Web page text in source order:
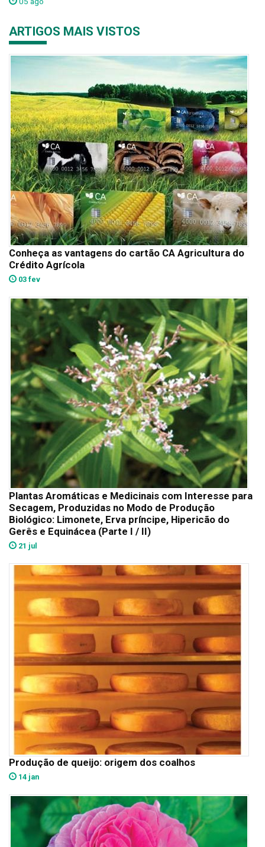
ARTIGOS MAIS VISTOS
Conheça as vantagens do cartão CA Agricultura do
Crédito Agrícola
03 fev
Plantas Aromáticas e Medicinais com Interesse para
Secagem, Produzidas no Modo de Produção
Biológico: Limonete, Erva príncipe, Hipericão do
Gerês e Equinácea (Parte I / II)
21 jul
Produção de queijo: origem dos coalhos
14 jan